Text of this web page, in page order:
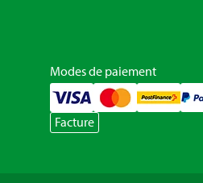
Modes de paiement
Facture